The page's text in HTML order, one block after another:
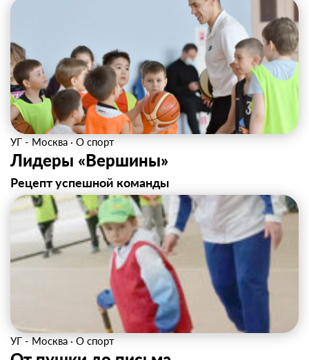
УГ - Москва · О спорт
Лидеры «Вершины»
Рецепт успешной команды
УГ - Москва · О спорт